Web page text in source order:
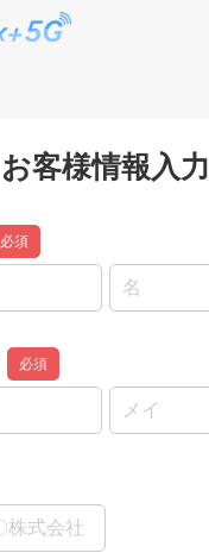
お客様情報入力
必須
必須